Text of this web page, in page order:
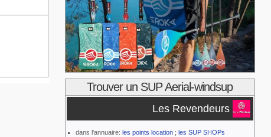
Trouver un SUP Aerial-windsup
Les Revendeurs
dans l'annuaire: les points location; les SUP SHOPs